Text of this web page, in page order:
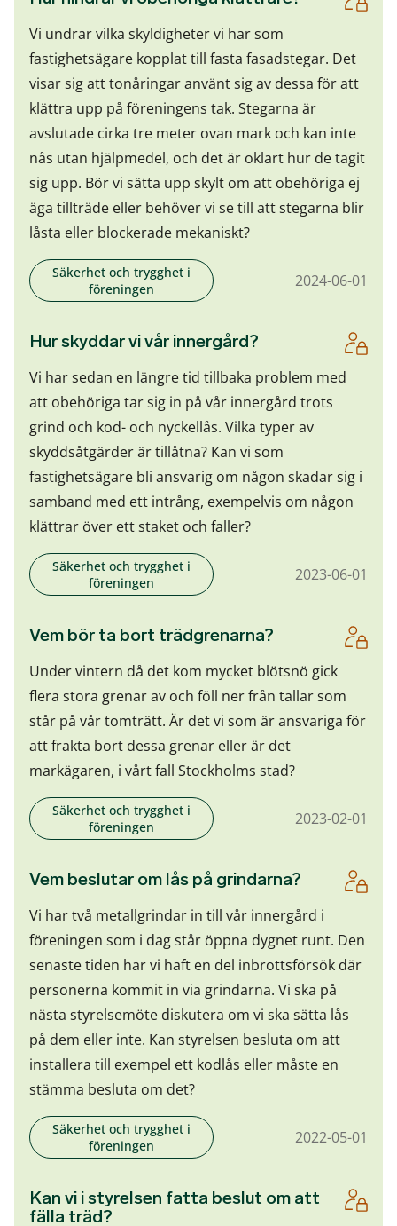
Vi undrar vilka skyldigheter vi har som
fastighetsägare kopplat till fasta fasadstegar. Det
visar sig att tonåringar använt sig av dessa för att
klättra upp på föreningens tak. Stegarna är
avslutade cirka tre meter ovan mark och kan inte
nås utan hjälpmedel, och det är oklart hur de tagit
sig upp. Bör vi sätta upp skylt om att obehöriga ej
äga tillträde eller behöver vi se till att stegarna blir
låsta eller blockerade mekaniskt?
Säkerhet och trygghet i
föreningen
2024-06-01
Hur skyddar vi vår innergård?
Vi har sedan en längre tid tillbaka problem med
att obehöriga tar sig in på vår innergård trots
grind och kod- och nyckellås. Vilka typer av
skyddsåtgärder är tillåtna? Kan vi som
fastighetsägare bli ansvarig om någon skadar sig i
samband med ett intrång, exempelvis om någon
klättrar över ett staket och faller?
Säkerhet och trygghet i
föreningen
2023-06-01
Vem bör ta bort trädgrenarna?
Under vintern då det kom mycket blötsnö gick
flera stora grenar av och föll ner från tallar som
står på vår tomträtt. Är det vi som är ansvariga för
att frakta bort dessa grenar eller är det
markägaren, i vårt fall Stockholms stad?
Säkerhet och trygghet i
föreningen
2023-02-01
Vem beslutar om lås på grindarna?
Vi har två metallgrindar in till vår innergård i
föreningen som i dag står öppna dygnet runt. Den
senaste tiden har vi haft en del inbrottsförsök där
personerna kommit in via grindarna. Vi ska på
nästa styrelsemöte diskutera om vi ska sätta lås
på dem eller inte. Kan styrelsen besluta om att
installera till exempel ett kodlås eller måste en
stämma besluta om det?
Säkerhet och trygghet i
föreningen
2022-05-01
Kan vi i styrelsen fatta beslut om att
fälla träd?